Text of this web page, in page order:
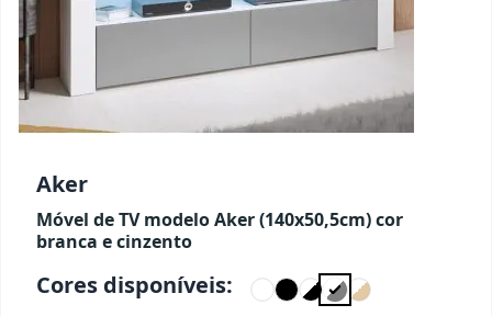
Aker
Móvel de TV modelo Aker (140x50,5cm) cor
branca e cinzento
Cores disponíveis: